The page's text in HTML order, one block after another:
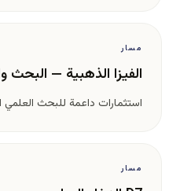
مسار
الفيزا الذهبية — البحث
استثمارات داعمة للبحث العلمي
مسار